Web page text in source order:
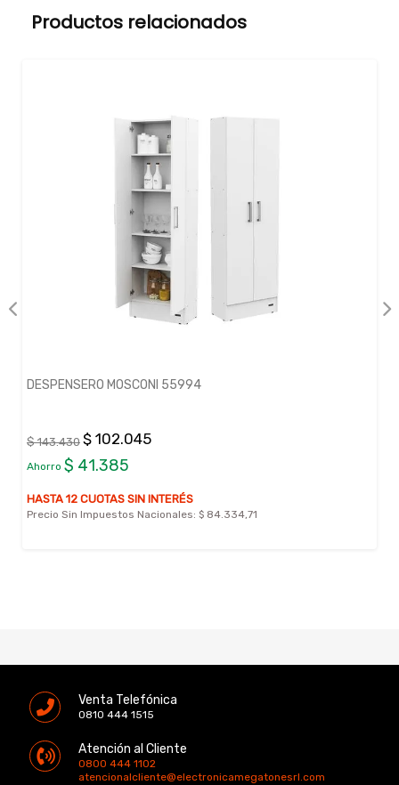
Productos relacionados
DESPENSERO MOSCONI 55994
$ 143.430 $ 102.045
Ahorro $ 41.385
HASTA 12 CUOTAS SIN INTERÉS
Precio Sin Impuestos Nacionales: $ 84.334,71
Venta Telefónica
0810 444 1515
Atención al Cliente
0800 444 1102
atencionalcliente@electronicamegatonesrl.com